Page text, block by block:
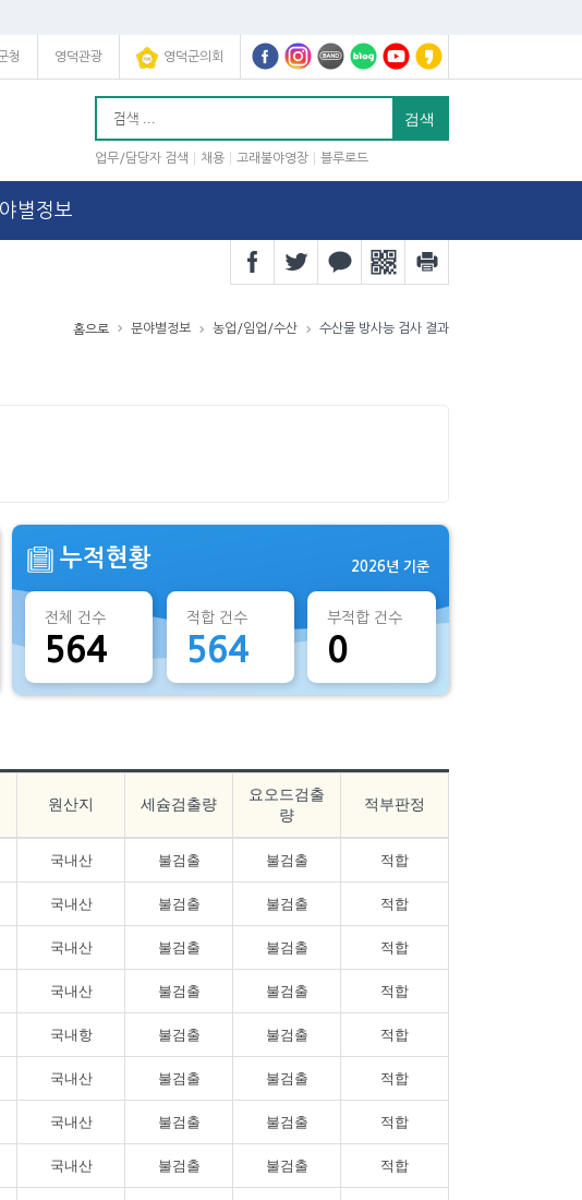
청 영덕관광 영덕군의회
업무/담당자 검색 채용 고래불야영장 블루로드
별정보
홈으로 분야별정보 농업/임업/수산 수산물 방사능 검사 결과
누적현황 2026년 기준
전체 건수
564
적합 건수
564
부적합 건수
0
원산지 세슘검출량
요오드검출
량
적부판정
국내산 불검출 불검출 적합
국내산 불검출 불검출 적합
국내산 불검출 불검출 적합
국내산 불검출 불검출 적합
국내항 불검출 불검출 적합
국내산 불검출 불검출 적합
국내산 불검출 불검출 적합
국내산 불검출 불검출 적합